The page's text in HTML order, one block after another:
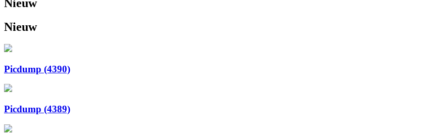
Nieuw
Nieuw
Picdump (4390)
Picdump (4389)